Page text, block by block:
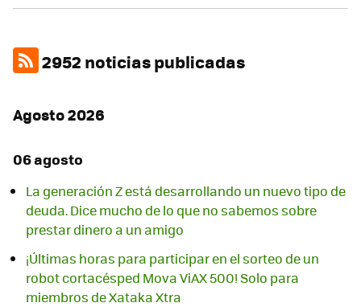
2952 noticias publicadas
Agosto 2026
06 agosto
La generación Z está desarrollando un nuevo tipo de
deuda. Dice mucho de lo que no sabemos sobre
prestar dinero a un amigo
¡Últimas horas para participar en el sorteo de un
robot cortacésped Mova ViAX 500! Solo para
miembros de Xataka Xtra